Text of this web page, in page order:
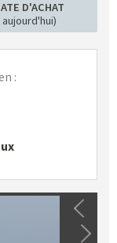
D'ACHAT
: